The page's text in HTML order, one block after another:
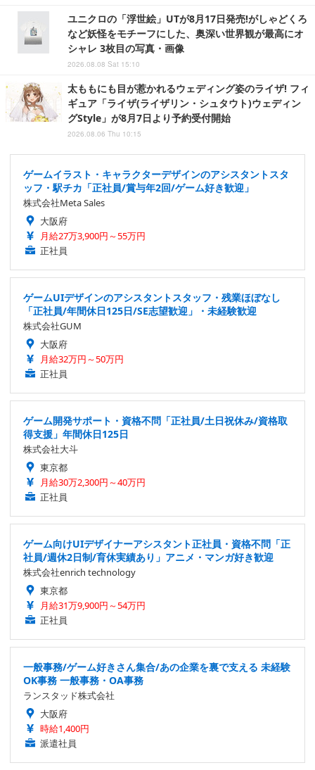
ユニクロの「浮世絵」UTが8月17日発売!がしゃどくろ
など妖怪をモチーフにした、奥深い世界観が最高にオ
シャレ 3枚目の写真・画像
2026.08.08 Sat 15:10
太ももにも目が惹かれるウェディング姿のライザ! フィ
ギュア「ライザ(ライザリン・シュタウト)ウェディン
グStyle」が8月7日より予約受付開始
2026.08.06 Thu 10:15
ゲームイラスト・キャラクターデザインのアシスタントスタ
ッフ・駅チカ「正社員/賞与年2回/ゲーム好き歓迎」
株式会社Meta Sales
大阪府
月給27万3,900円～55万円
正社員
ゲームUIデザインのアシスタントスタッフ・残業ほぼなし
「正社員/年間休日125日/SE志望歓迎」・未経験歓迎
株式会社GUM
大阪府
月給32万円～50万円
正社員
ゲーム開発サポート・資格不問「正社員/土日祝休み/資格取
得支援」年間休日125日
株式会社大斗
東京都
月給30万2,300円～40万円
正社員
ゲーム向けUIデザイナーアシスタント正社員・資格不問「正
社員/週休2日制/育休実績あり」アニメ・マンガ好き歓迎
株式会社enrich technology
東京都
月給31万9,900円～54万円
正社員
一般事務/ゲーム好きさん集合/あの企業を裏で支える 未経験
OK事務 一般事務・OA事務
ランスタッド株式会社
大阪府
時給1,400円
派遣社員